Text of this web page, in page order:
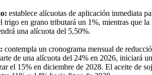
establece alícuotas de aplicación inmediata
trigo en grano tributará un 1%, mientras que
una alícuota del 5,50%.
contempla un cronograma mensual de
de una alícuota del 24% en 2026, iniciará
el 15% en diciembre de 2028. El aceite de